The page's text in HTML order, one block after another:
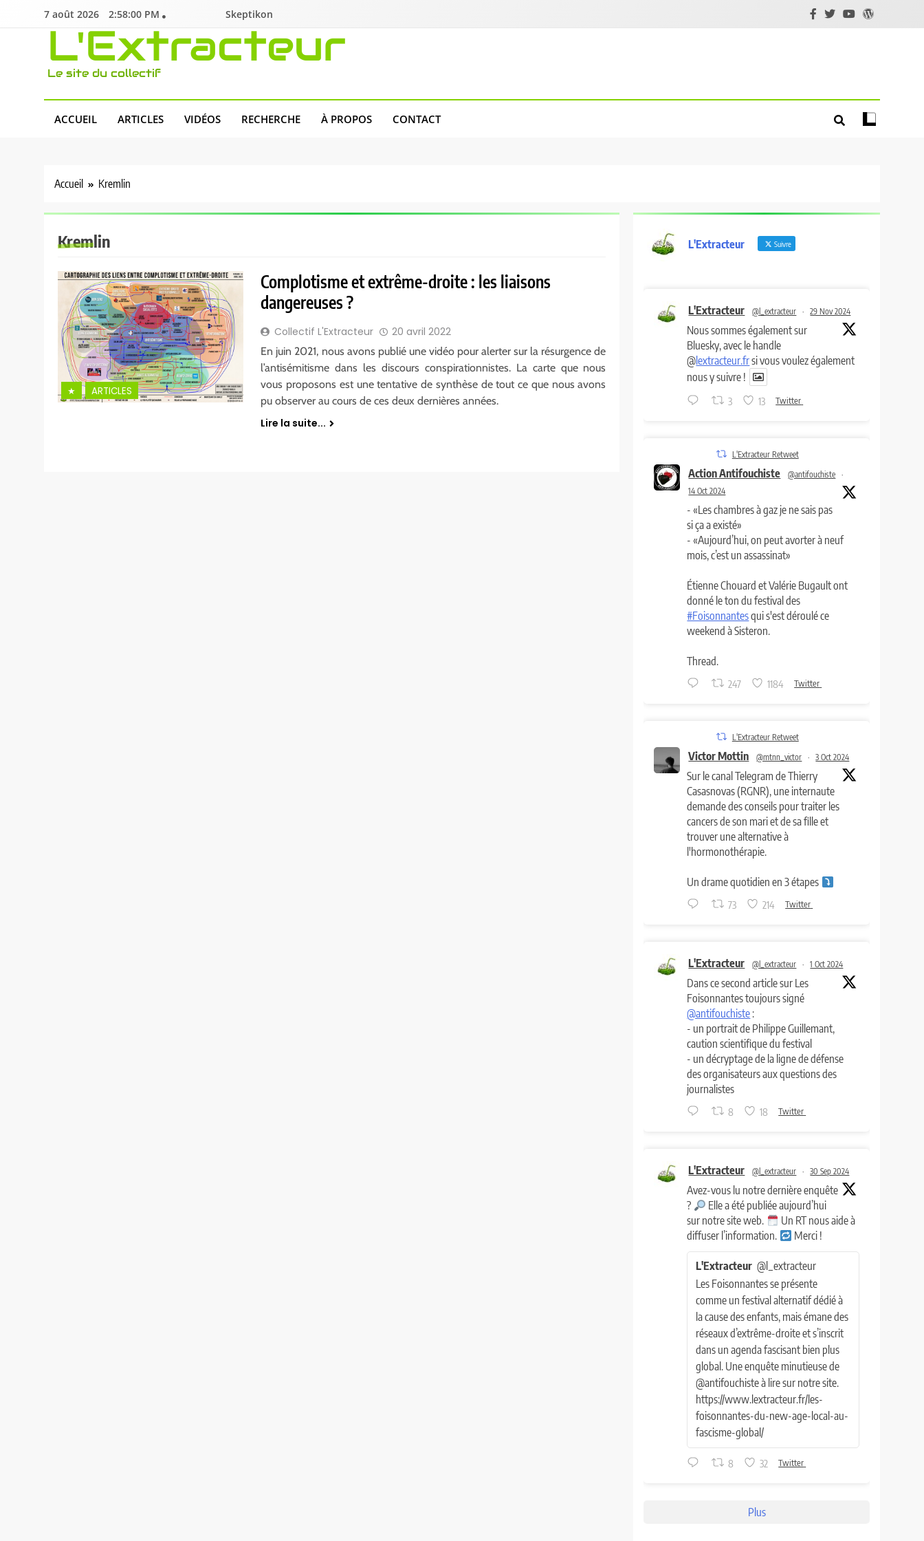
7 août 2026 2:58:01 PM Skeptikon
L'Extracteur
Le site du collectif
ACCUEIL ARTICLES VIDÉOS RECHERCHE À PROPOS CONTACT
Accueil Kremlin
Kremlin
★ ARTICLES
Complotisme et extrême-droite : les liaisons
dangereuses ?
Collectif L'Extracteur 20 avril 2022
En juin 2021, nous avons publié une vidéo pour alerter sur la résurgence de
l’antisémitisme dans les discours conspirationnistes. La carte que nous
vous proposons est une tentative de synthèse de tout ce que nous avons
pu observer au cours de ces deux dernières années.
Lire la suite...
L'Extracteur Suivre
L'Extracteur @l_extracteur · 29 Nov 2024
Nous sommes également sur
Bluesky, avec le handle
@lextracteur.frsi vous voulez également
nous y suivre !
3 13 Twitter
L'Extracteur Retweet
Action Antifouchiste @antifouchiste
·
14 Oct 2024
- «Les chambres à gaz je ne sais pas
si ça a existé»
- «Aujourd’hui, on peut avorter à neuf
mois, c’est un assassinat»
Étienne Chouard et Valérie Bugault ont
donné le ton du festival des
#Foisonnantesqui s'est déroulé ce
weekend à Sisteron.
Thread.
247 1184 Twitter
L'Extracteur Retweet
Victor Mottin @mtnn_victor · 3 Oct 2024
Sur le canal Telegram de Thierry
Casasnovas (RGNR), une internaute
demande des conseils pour traiter les
cancers de son mari et de sa fille et
trouver une alternative à
l'hormonothérapie.
Un drame quotidien en 3 étapes
73 214 Twitter
L'Extracteur @l_extracteur · 1 Oct 2024
Dans ce second article sur Les
Foisonnantes toujours signé
@antifouchiste :
- un portrait de Philippe Guillemant,
caution scientifique du festival
- un décryptage de la ligne de défense
des organisateurs aux questions des
journalistes
8 18 Twitter
L'Extracteur @l_extracteur · 30 Sep 2024
Avez-vous lu notre dernière enquête
?
Elle a été publiée aujourd’hui
sur notre site web.
Un RT nous aide à
diffuser l’information.
Merci !
L'Extracteur @l_extracteur
Les Foisonnantes se présente
comme un festival alternatif dédié à
la cause des enfants, mais émane des
réseaux d’extrême-droite et s’inscrit
dans un agenda fascisant bien plus
global. Une enquête minutieuse de
@antifouchiste à lire sur notre site.
https://www.lextracteur.fr/les-
foisonnantes-du-new-age-local-au-
fascisme-global/
8 32 Twitter
Plus